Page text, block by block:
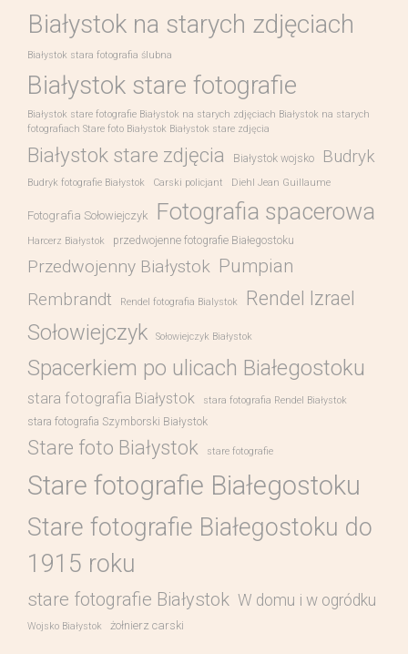
Białystok na starych zdjęciach
Białystok stara fotografia ślubna
Białystok stare fotografie
Białystok stare fotografie Białystok na starych zdjęciach Białystok na starych
fotografiach Stare foto Białystok Białystok stare zdjęcia
Białystok stare zdjęcia Białystok wojsko Budryk
Budryk fotografie Białystok Carski policjant Diehl Jean Guillaume
Fotografia Sołowiejczyk Fotografia spacerowa
Harcerz Białystok przedwojenne fotografie Białegostoku
Przedwojenny Białystok Pumpian
Rembrandt Rendel fotografia Bialystok Rendel Izrael
Sołowiejczyk Sołowiejczyk Białystok
Spacerkiem po ulicach Białegostoku
stara fotografia Białystok stara fotografia Rendel Białystok
stara fotografia Szymborski Białystok
Stare foto Białystok stare fotografie
Stare fotografie Białegostoku
Stare fotografie Białegostoku do
1915 roku
stare fotografie Białystok W domu i w ogródku
Wojsko Białystok żołnierz carski